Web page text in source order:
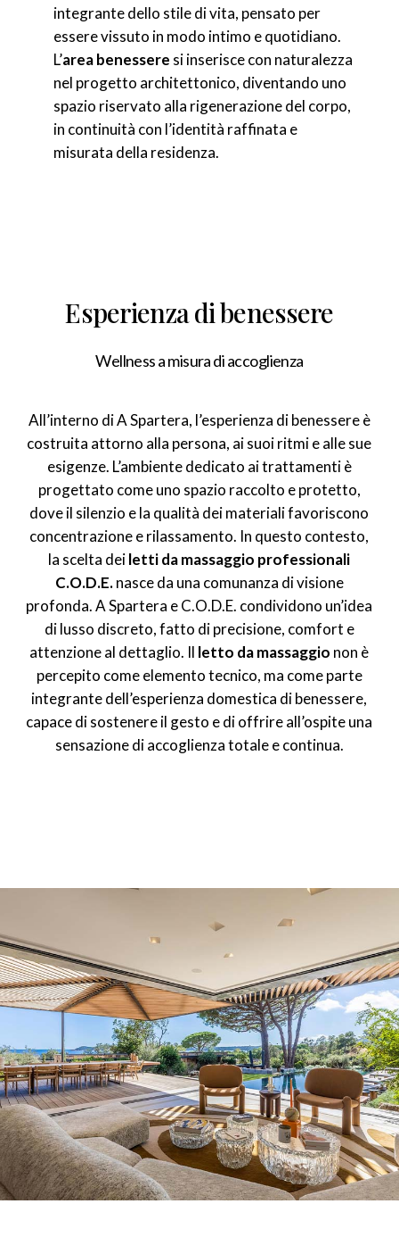
integrante dello stile di vita, pensato per
essere vissuto in modo intimo e quotidiano.
L’area benessere si inserisce con naturalezza
nel progetto architettonico, diventando uno
spazio riservato alla rigenerazione del corpo,
in continuità con l’identità raffinata e
misurata della residenza.
Esperienza di benessere
Wellness a misura di accoglienza
All’interno di A Spartera, l’esperienza di benessere è
costruita attorno alla persona, ai suoi ritmi e alle sue
esigenze. L’ambiente dedicato ai trattamenti è
progettato come uno spazio raccolto e protetto,
dove il silenzio e la qualità dei materiali favoriscono
concentrazione e rilassamento. In questo contesto,
la scelta deiletti da massaggio professionali
C.O.D.E.nasce da una comunanza di visione
profonda. A Spartera e C.O.D.E. condividono un’idea
di lusso discreto, fatto di precisione, comfort e
attenzione al dettaglio. Il letto da massaggio non è
percepito come elemento tecnico, ma come parte
integrante dell’esperienza domestica di benessere,
capace di sostenere il gesto e di offrire all’ospite una
sensazione di accoglienza totale e continua.